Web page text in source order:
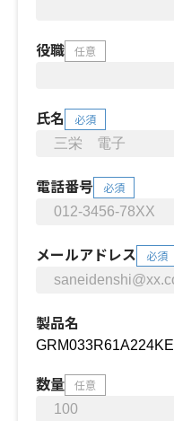
役職 任意
氏名 必須
電話番号 必須
メールアドレス 必須
製品名
数量 任意